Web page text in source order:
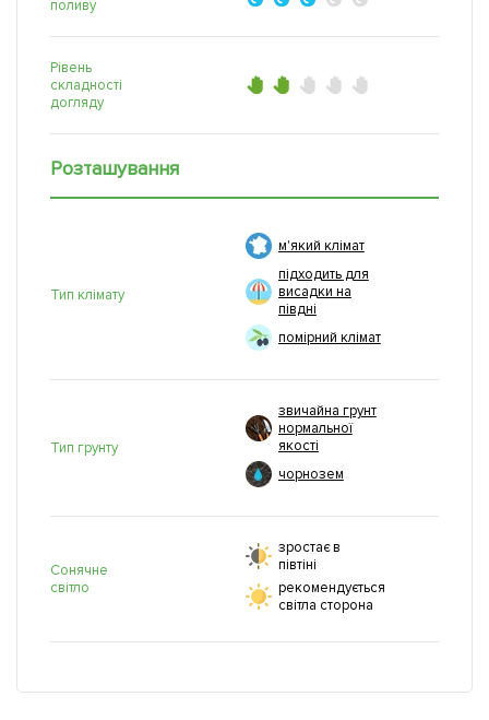
поливу
Рівень
складності
догляду
Розташування
Тип клімату
м'який клімат
підходить для
висадки на
півдні
помірний клімат
Тип грунту
звичайна грунт
нормальної
якості
чорнозем
Сонячне
світло
зростає в
півтіні
рекомендується
світла сторона